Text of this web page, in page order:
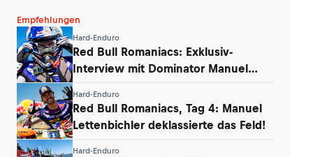
Empfehlungen
Hard-Enduro
Red Bull Romaniacs: Exklusiv-
Interview mit Dominator Manuel
Hard-Enduro
Red Bull Romaniacs, Tag 4: Manuel
Lettenbichler deklassierte das Feld!
Hard-Enduro